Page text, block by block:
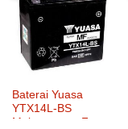
Baterai Yuasa
YTX14L-BS
Maintenance Free